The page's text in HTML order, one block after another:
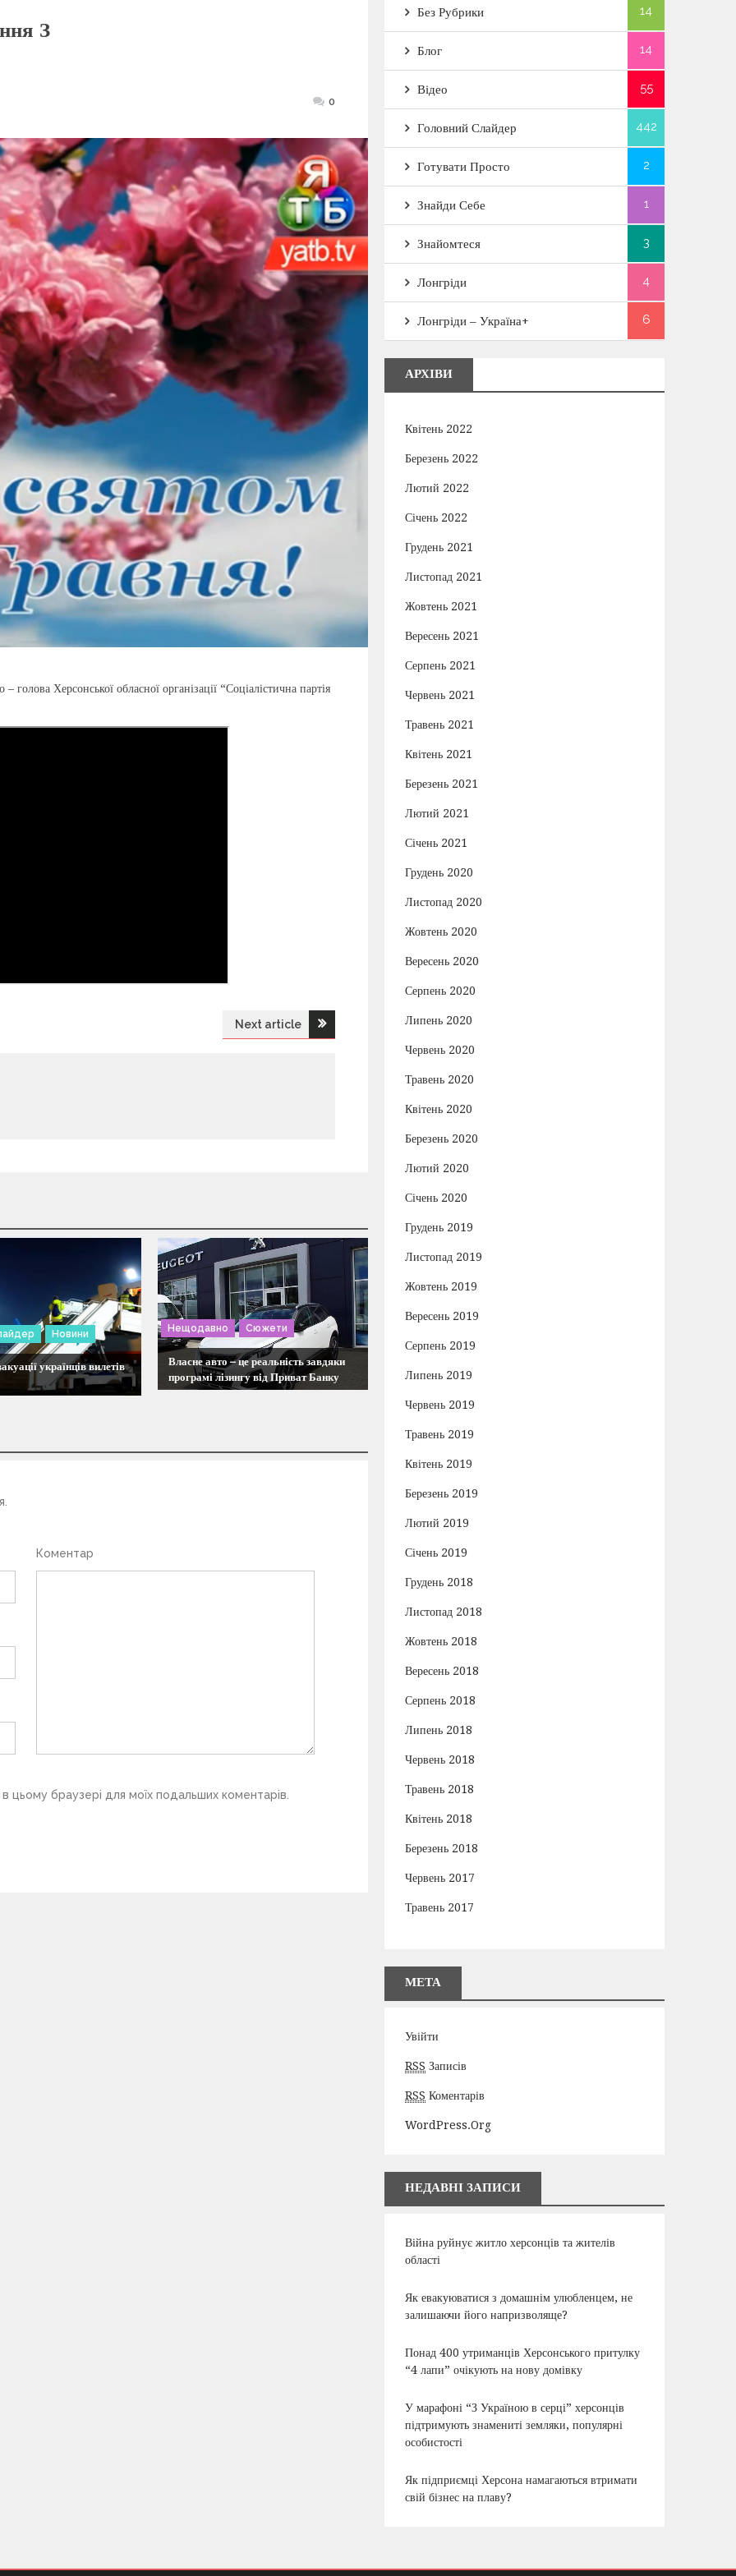
З
0
Херсонської обласної організації “Соціалістична партія
Next article
Новини
українців вилетів
Нещодавно Сюжети
Власне авто – це реальність завдяки
програмі лізингу від Приват Банку
Коментар
цьому браузері для моїх подальших коментарів.
Без Рубрики 14
Блог 14
Відео 55
Головний Слайдер 442
Готувати Просто 2
Знайди Себе 1
Знайомтеся 3
Лонгріди 4
Лонгріди – Україна+ 6
АРХІВИ
Квітень 2022
Березень 2022
Лютий 2022
Січень 2022
Грудень 2021
Листопад 2021
Жовтень 2021
Вересень 2021
Серпень 2021
Червень 2021
Травень 2021
Квітень 2021
Березень 2021
Лютий 2021
Січень 2021
Грудень 2020
Листопад 2020
Жовтень 2020
Вересень 2020
Серпень 2020
Липень 2020
Червень 2020
Травень 2020
Квітень 2020
Березень 2020
Лютий 2020
Січень 2020
Грудень 2019
Листопад 2019
Жовтень 2019
Вересень 2019
Серпень 2019
Липень 2019
Червень 2019
Травень 2019
Квітень 2019
Березень 2019
Лютий 2019
Січень 2019
Грудень 2018
Листопад 2018
Жовтень 2018
Вересень 2018
Серпень 2018
Липень 2018
Червень 2018
Травень 2018
Квітень 2018
Березень 2018
Червень 2017
Травень 2017
МЕТА
Увійти
RSS Записів
RSS Коментарів
WordPress.org
НЕДАВНІ ЗАПИСИ
Війна руйнує житло херсонців та жителів
області
Як евакуюватися з домашнім улюбленцем, не
залишаючи його напризволяще?
Понад 400 утриманців Херсонського притулку
“4 лапи” очікують на нову домівку
У марафоні “З Україною в серці” херсонців
підтримують знамениті земляки, популярні
особистості
Як підприємці Херсона намагаються втримати
свій бізнес на плаву?